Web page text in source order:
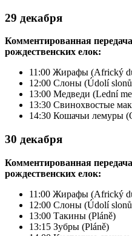
29 декабря
Комментированная
рождественских елок:
11:00 Жирафы (Africký
12:00 Слоны (Údolí
13:00 Медведи (Lední
13:30 Свинохвостые
14:30 Кошачьи лемуры
30 декабря
Комментированная
рождественских елок:
11:00 Жирафы (Africký
12:00 Слоны (Údolí
13:00 Такины (Pláně)
13:15 Зубры (Pláně)